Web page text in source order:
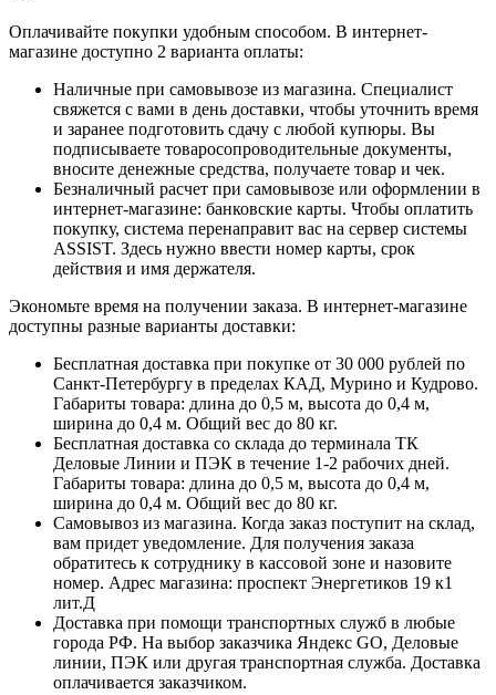
Оплачивайте покупки удобным способом. В интернет-
магазине доступно 2 варианта оплаты:
Наличные при самовывозе из магазина. Специалист
свяжется с вами в день доставки, чтобы уточнить время
и заранее подготовить сдачу с любой купюры. Вы
подписываете товаросопроводительные документы,
вносите денежные средства, получаете товар и чек.
Безналичный расчет при самовывозе или оформлении в
интернет-магазине: банковские карты. Чтобы оплатить
покупку, система перенаправит вас на сервер системы
ASSIST. Здесь нужно ввести номер карты, срок
действия и имя держателя.
Экономьте время на получении заказа. В интернет-магазине
доступны разные варианты доставки:
Бесплатная доставка при покупке от 30 000 рублей по
Санкт-Петербургу в пределах КАД, Мурино и Кудрово.
Габариты товара: длина до 0,5 м, высота до 0,4 м,
ширина до 0,4 м. Общий вес до 80 кг.
Бесплатная доставка со склада до терминала ТК
Деловые Линии и ПЭК в течение 1-2 рабочих дней.
Габариты товара: длина до 0,5 м, высота до 0,4 м,
ширина до 0,4 м. Общий вес до 80 кг.
Самовывоз из магазина. Когда заказ поступит на склад,
вам придет уведомление. Для получения заказа
обратитесь к сотруднику в кассовой зоне и назовите
номер. Адрес магазина: проспект Энергетиков 19 к1
лит.Д
Доставка при помощи транспортных служб в любые
города РФ. На выбор заказчика Яндекс GO, Деловые
линии, ПЭК или другая транспортная служба. Доставка
оплачивается заказчиком.